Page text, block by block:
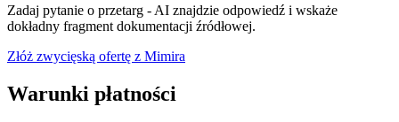
Zadaj pytanie o przetarg - AI znajdzie odpowiedź i wskaże
dokładny fragment dokumentacji źródłowej.
Złóż zwycięską ofertę z Mimira
Warunki płatności